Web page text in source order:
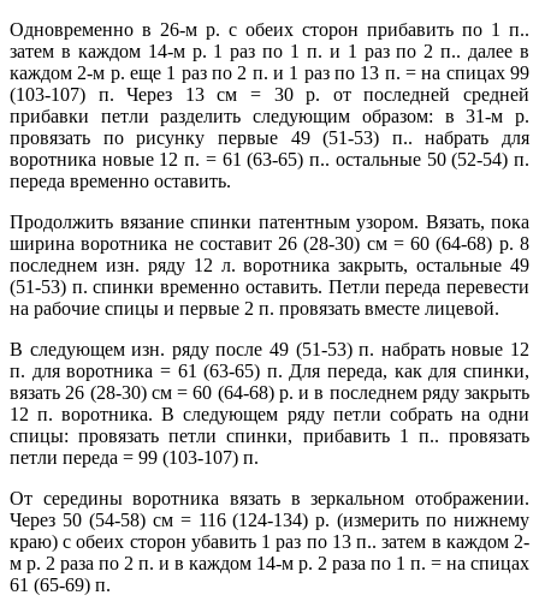
Одновременно в 26-м р. с обеих сторон прибавить по 1 п..
затем в каждом 14-м р. 1 раз по 1 п. и 1 раз по 2 п.. далее в
каждом 2-м р. еще 1 раз по 2 п. и 1 раз по 13 п. = на спицах 99
(103-107) п. Через 13 см = 30 р. от последней средней
прибавки петли разделить следующим образом: в 31-м р.
провязать по рисунку первые 49 (51-53) п.. набрать для
воротника новые 12 п. = 61 (63-65) п.. остальные 50 (52-54) п.
переда временно оставить.
Продолжить вязание спинки патентным узором. Вязать, пока
ширина воротника не составит 26 (28-30) см = 60 (64-68) р. 8
последнем изн. ряду 12 л. воротника закрыть, остальные 49
(51-53) п. спинки временно оставить. Петли переда перевести
на рабочие спицы и первые 2 п. провязать вместе лицевой.
В следующем изн. ряду после 49 (51-53) п. набрать новые 12
п. для воротника = 61 (63-65) п. Для переда, как для спинки,
вязать 26 (28-30) см = 60 (64-68) р. и в последнем ряду закрыть
12 п. воротника. В следующем ряду петли собрать на одни
спицы: провязать петли спинки, прибавить 1 п.. провязать
петли переда = 99 (103-107) п.
От середины воротника вязать в зеркальном отображении.
Через 50 (54-58) см = 116 (124-134) р. (измерить по нижнему
краю) с обеих сторон убавить 1 раз по 13 п.. затем в каждом 2-
м р. 2 раза по 2 п. и в каждом 14-м р. 2 раза по 1 п. = на спицах
61 (65-69) п.